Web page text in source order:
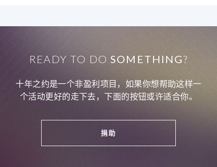
READY TO DOSOMETHING?
十年之约是一个非盈利项目，如果你想帮助这样一
个活动更好的走下去，下面的按钮或许适合你。
捐助